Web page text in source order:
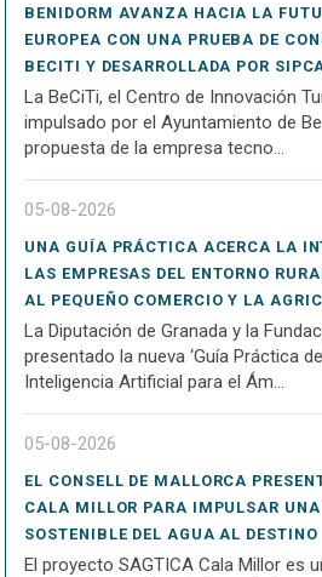
BENIDORM AVANZA HACIA LA
EUROPEA CON UNA PRUEBA DE
BECITI Y DESARROLLADA POR
La BeCiTi, el Centro de Innovación
impulsado por el Ayuntamiento de
propuesta de la empresa tecno...
05-08-2026
UNA GUÍA PRÁCTICA ACERCA LA
LAS EMPRESAS DEL ENTORNO
AL PEQUEÑO COMERCIO Y LA
La Diputación de Granada y la
presentado la nueva ‘Guía Práctica
Inteligencia Artificial para el Ám...
05-08-2026
EL CONSELL DE MALLORCA
CALA MILLOR PARA IMPULSAR
SOSTENIBLE DEL AGUA AL DESTINO
El proyecto SAGTICA Cala Millor es